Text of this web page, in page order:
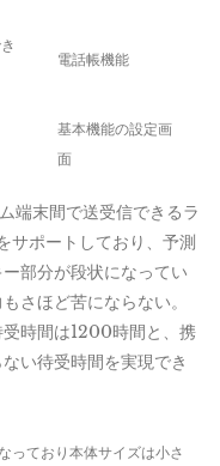
電話帳機能
基本機能の設定画
面
端末間で送受信できるラ
サポートしており、予測
部分が段状になってい
さほど苦にならない。
時間は1200時間と、携
い待受時間を実現でき
っており本体サイズは小さ